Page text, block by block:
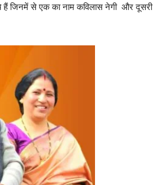
हैं जिनमें से एक का नाम कविलास नेगी और दूसरी